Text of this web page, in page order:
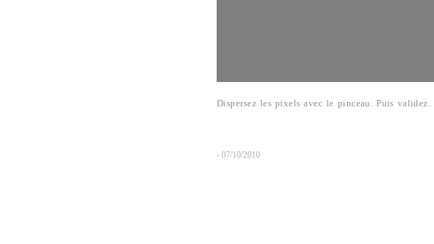
Dispersez les pixels avec le pinceau. Puis validez.
- 07/10/2010